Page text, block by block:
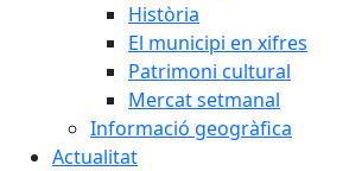
Història
El municipi en xifres
Patrimoni cultural
Mercat setmanal
Informació geogràfica
Actualitat